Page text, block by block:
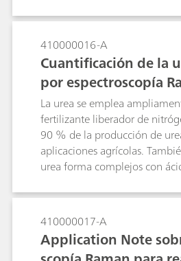
farmacéuticos activos (API) y
monitorización de procesos
identificación de la materia
la verificación de los
lo requerido por las normas
puede hacer fácilmente con
Raman de mano. Los
permiten a los usuarios
facilitar la comprensión del
proporcionan pruebas de
medidas Raman se
piloto o sitios de producción
repetidamente o para el
monitorización continua on-
410000016-A
Cuantificación de la
por espectroscopía
La urea se emplea
fertilizante liberador de
90 % de la producción de
aplicaciones agrícolas.
urea forma complejos con
complejas y procesos de
nota de aplicación,
cuantificación de la
etanol por espectroscopía
410000017-A
Application Note